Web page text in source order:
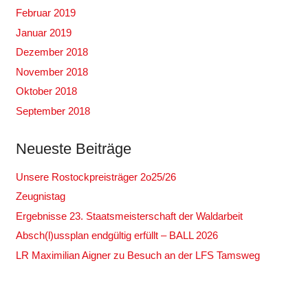
Februar 2019
Januar 2019
Dezember 2018
November 2018
Oktober 2018
September 2018
Neueste Beiträge
Unsere Rostockpreisträger 2o25/26
Zeugnistag
Ergebnisse 23. Staatsmeisterschaft der Waldarbeit
Absch(l)ussplan endgültig erfüllt – BALL 2026
LR Maximilian Aigner zu Besuch an der LFS Tamsweg